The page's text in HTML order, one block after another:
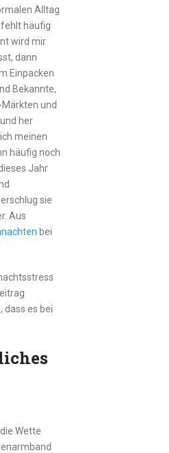
Alltag
häufig
wird mir
dann
Einpacken
Bekannte,
und
her
meinen
häufig noch
Jahr
sie
Aus
bei
dass es bei
Wette